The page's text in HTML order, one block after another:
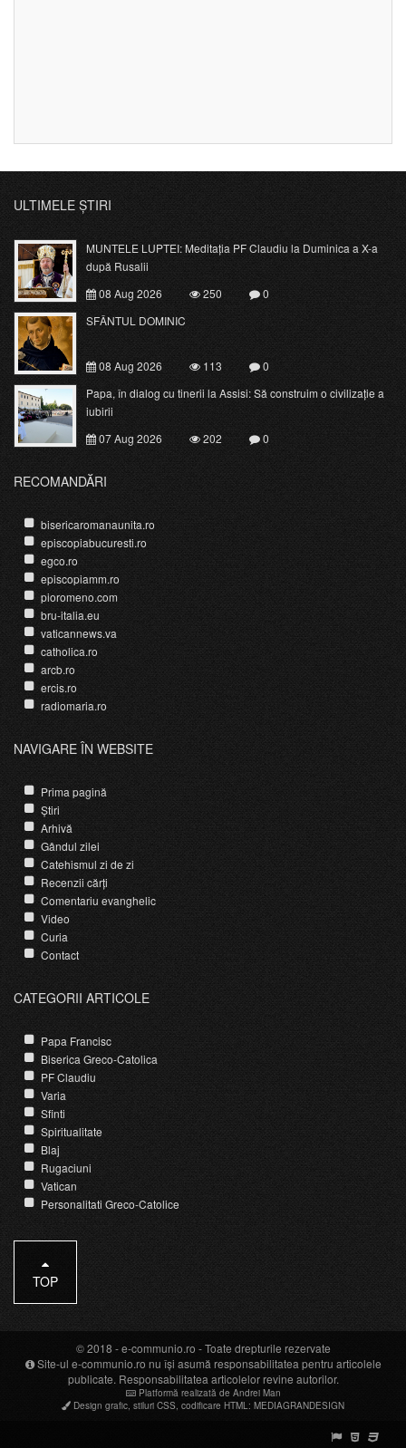
ULTIMELE ȘTIRI
MUNTELE LUPTEI: Meditația PF Claudiu la Duminica a X-a
după Rusalii
08 Aug 2026
250
0
SFÂNTUL DOMINIC
08 Aug 2026 113
0
Papa, în dialog cu tinerii la Assisi: Să construim o civilizație a
iubirii
07 Aug 2026
202 0
RECOMANDĂRI
bisericaromanaunita.ro
episcopiabucuresti.ro
egco.ro
episcopiamm.ro
pioromeno.com
bru-italia.eu
vaticannews.va
catholica.ro
arcb.ro
ercis.ro
radiomaria.ro
NAVIGARE ÎN WEBSITE
Prima pagină
Știri
Arhivă
Gândul zilei
Catehismul zi de zi
Recenzii cărți
Comentariu evanghelic
Video
Curia
Contact
CATEGORII ARTICOLE
Papa Francisc
Biserica Greco-Catolica
PF Claudiu
Varia
Sfinti
Spiritualitate
Blaj
Rugaciuni
Vatican
Personalitati Greco-Catolice
TOP
© 2018 -e-communio.ro - Toate drepturile rezervate
Site-ul e-communio.ro nu își asumă responsabilitatea pentru articolele
publicate. Responsabilitatea articolelor revine autorilor.
Platformă realizată de Andrei Man
Design grafic, stiluri CSS, codificare HTML: MEDIAGRANDESIGN